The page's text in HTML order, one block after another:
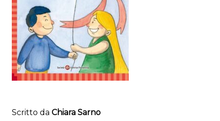
Scritto da Chiara Sarno